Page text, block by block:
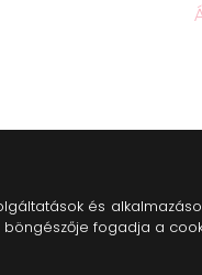
és
böngészője fogadja a